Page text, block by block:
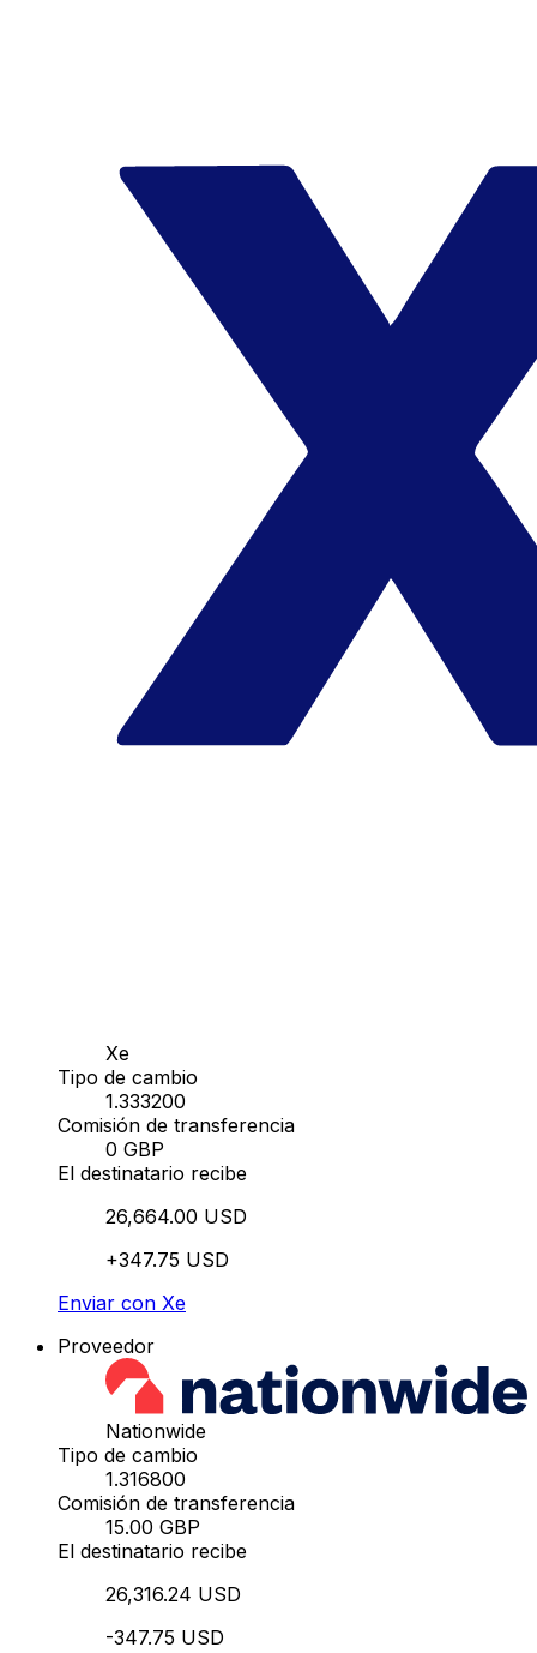
Xe
Tipo de cambio
1.333200
Comisión de transferencia
0 GBP
El destinatario recibe
26,664.00 USD
+347.75 USD
Enviar con Xe
Proveedor
Nationwide
Tipo de cambio
1.316800
Comisión de transferencia
15.00 GBP
El destinatario recibe
26,316.24 USD
-347.75 USD